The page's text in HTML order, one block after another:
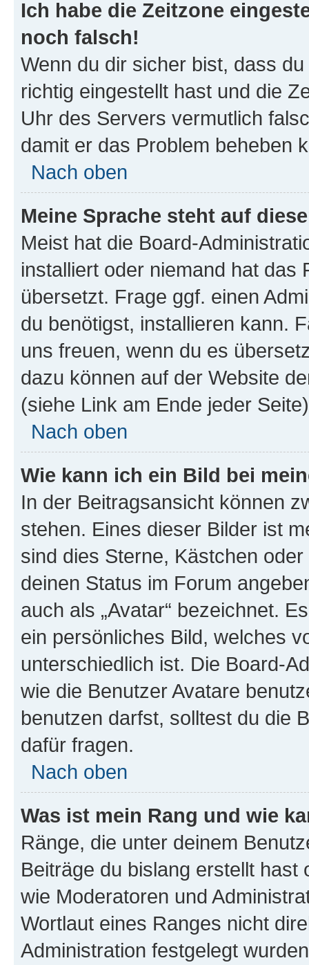
Ich habe die Zeitzone
noch falsch!
Wenn du dir sicher bist, dass
richtig eingestellt hast und die
Uhr des Servers vermutlich
damit er das Problem beheben
Nach oben
Meine Sprache steht auf
Meist hat die Board-
installiert oder niemand hat das
übersetzt. Frage ggf. einen
du benötigst, installieren kann.
uns freuen, wenn du es
dazu können auf der Website
(siehe Link am Ende jeder
Nach oben
Wie kann ich ein Bild bei
In der Beitragsansicht können
stehen. Eines dieser Bilder ist
sind dies Sterne, Kästchen
deinen Status im Forum
auch als „Avatar“ bezeichnet.
ein persönliches Bild, welches
unterschiedlich ist. Die Board-
wie die Benutzer Avatare
benutzen darfst, solltest du die
dafür fragen.
Nach oben
Was ist mein Rang und wie
Ränge, die unter deinem
Beiträge du bislang erstellt
wie Moderatoren und
Wortlaut eines Ranges nicht
Administration festgelegt